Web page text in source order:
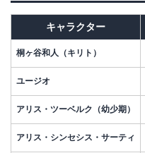
キャラクター
桐ヶ谷和人（キリト）
ユージオ
アリス・ツーベルク（幼少期）
アリス・シンセシス・サーティ